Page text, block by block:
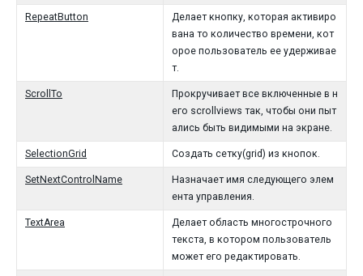
RepeatButton
Делает кнопку, которая активиро
вана то количество времени, кот
орое пользователь ее удерживае
т.
ScrollTo
Прокручивает все включенные в н
его scrollviews так, чтобы они пыт
ались быть видимыми на экране.
SelectionGrid Создать сетку(grid) из кнопок.
SetNextControlName
Назначает имя следующего элем
ента управления.
TextArea
Делает область многострочного
текста, в котором пользователь
может его редактировать.